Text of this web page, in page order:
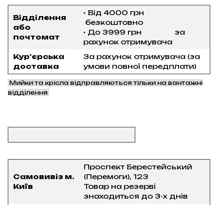
Відділення
або
почтомат
• Від 4000 грн
безкоштовно
• До 3999 грн за
рахунок отримувача
Кур'єрська
доставка
За рахунок отримувача (за
умови повної передплати)
Мийки та крісла відправляються тільки на вантажні
відділення
Самовивіз м.
Київ
Проспект Берестейський
(Перемоги), 123
Товар на резерві
знаходиться до 3-х днів